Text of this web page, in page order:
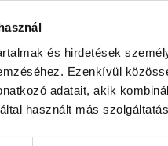
és hirdetések
Ezenkívül
adatait, akik
használt más
Járatinformációk
DOUBLE 2 PAX Szoba